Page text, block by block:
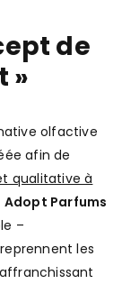
de
»
olfactive
afin de
qualitative à
Adopt Parfums
–
les